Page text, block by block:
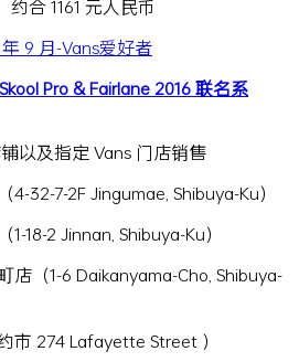
合 1161 元人民币
Pro & Fairlane 2016 联名系
以及指定 Vans 门店销售
4-32-7-2F Jingumae, Shibuya-Ku）
18-2 Jinnan, Shibuya-Ku）
店（1-6 Daikanyama-Cho, Shibuya-
市 274 Lafayette Street ）